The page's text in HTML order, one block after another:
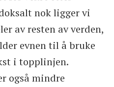
nok ligger vi
av resten av verden,
evnen til å bruke
i topplinjen.
også mindre